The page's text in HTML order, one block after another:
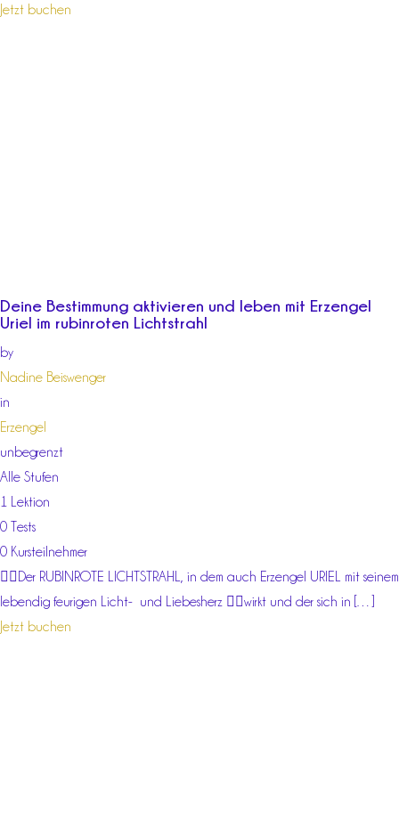
Jetzt buchen
Deine Bestimmung aktivieren und leben mit Erzengel
Uriel im rubinroten Lichtstrahl
by
Nadine Beiswenger
in
Erzengel
unbegrenzt
Alle Stufen
1 Lektion
0 Tests
0 Kursteilnehmer
❤️‍🔥Der RUBINROTE LICHTSTRAHL, in dem auch Erzengel URIEL mit seinem
lebendig feurigen Licht- und Liebesherz ❤️‍🔥wirkt und der sich in […]
Jetzt buchen